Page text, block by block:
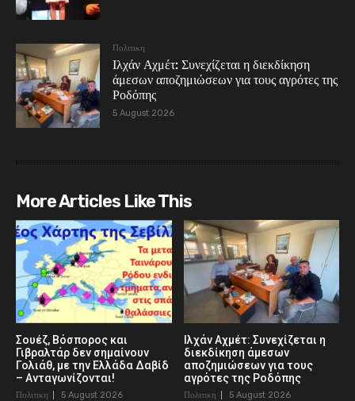
Πολιτικη
Ιλχάν Αχμέτ: Συνεχίζεται η διεκδίκηση
άμεσων αποζημιώσεων για τους αγρότες της
Ροδόπης
5 August 2026
More Articles Like This
Σουέζ, Βόσπορος και
Γιβραλτάρ δεν σημαίνουν
Γολιάθ, με την Ελλάδα Δαβίδ
– Ανταγωνίζονται!
Πολιτικη 5 August 2026
Ιλχάν Αχμέτ: Συνεχίζεται η
διεκδίκηση άμεσων
αποζημιώσεων για τους
αγρότες της Ροδόπης
Πολιτικη 5 August 2026